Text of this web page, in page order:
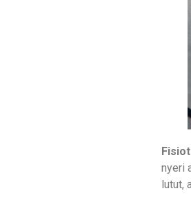
nyeri
lutut,